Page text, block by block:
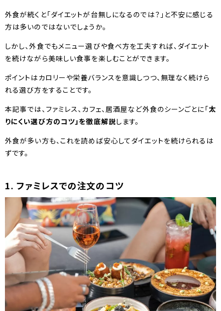
外食が続くと「ダイエットが台無しになるのでは？」と不安に感じる
方は多いのではないでしょうか。
しかし、外食でもメニュー選びや食べ方を工夫すれば、ダイエット
を続けながら美味しい食事を楽しむことができます。
ポイントはカロリーや栄養バランスを意識しつつ、無理なく続けら
れる選び方をすることです。
本記事では、ファミレス、カフェ、居酒屋など外食のシーンごとに「太
りにくい選び方のコツ」を徹底解説します。
外食が多い方も、これを読めば安心してダイエットを続けられるは
ずです。
1. ファミレスでの注文のコツ